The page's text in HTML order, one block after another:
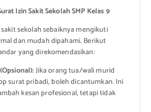
Izin Sakit Sekolah SMP Kelas 9
sekolah sebaiknya mengikuti
dan mudah dipahami. Berikut
yang direkomendasikan:
Jika orang tua/wali murid
surat pribadi, boleh dicantumkan. Ini
kesan profesional, tetapi tidak